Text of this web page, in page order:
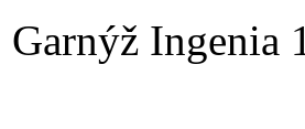
Garnýž Ingenia